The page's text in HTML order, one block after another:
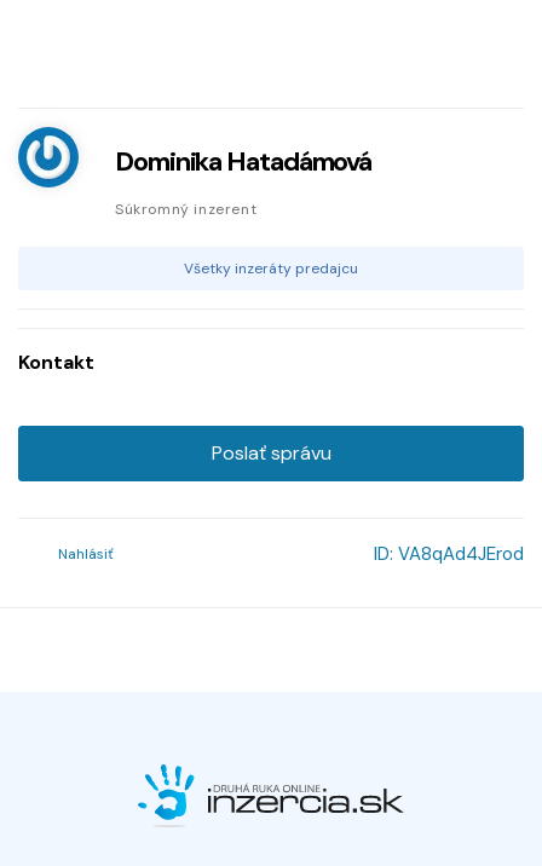
Dominika Hatadámová
Súkromný inzerent
Všetky inzeráty predajcu
Kontakt
Poslať správu
Nahlásiť ID: VA8qAd4JErod